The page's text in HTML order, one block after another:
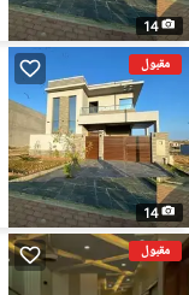
14
مقبول
14
مقبول